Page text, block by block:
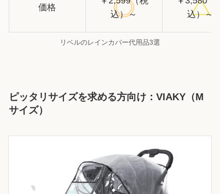
価格
込）～
込）～
リベルのレインカバー代用品3選
ピッタリサイズを求める方向け：VIAKY（M
サイズ）